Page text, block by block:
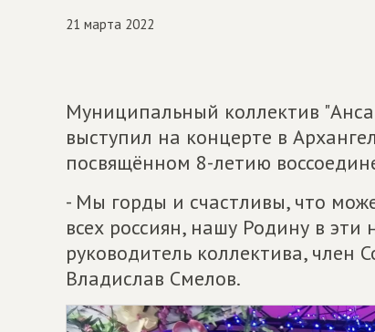
21 марта 2022
Муниципальный коллектив
выступил на концерте в
посвящённом 8-летию
- Мы горды и счастливы, что
всех россиян, нашу Родину в эти
руководитель коллектива, член
Владислав Смелов.